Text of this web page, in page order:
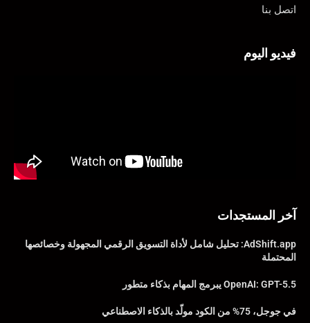
اتصل بنا
فيديو اليوم
آخر المستجدات
AdShift.app: تحليل شامل لأداة التسويق الرقمي المجهولة وخصائصها
المحتملة
OpenAI: GPT-5.5 يبرمج المهام بذكاء متطور
في جوجل، 75% من الكود مولّد بالذكاء الاصطناعي